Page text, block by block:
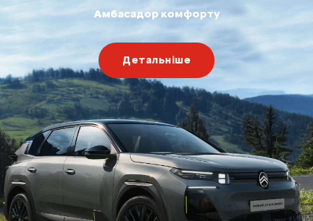
Амбасадор комфорту
Детальніше